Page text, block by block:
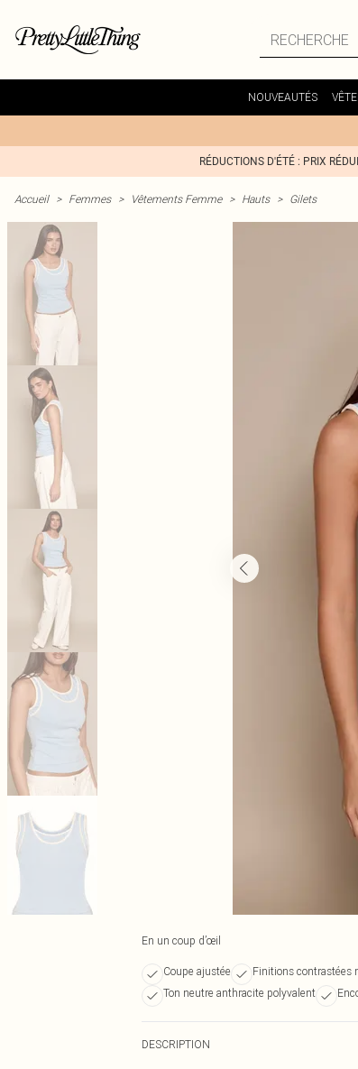
NOUVEAUTÉS
RÉDUCTIONS D'ÉTÉ : PRIX
Accueil > Femmes > Vêtements Femme > Hauts > Gilets
En un coup d’œil
Coupe ajustée Finitions contrastées
Ton neutre anthracite polyvalent
DESCRIPTION